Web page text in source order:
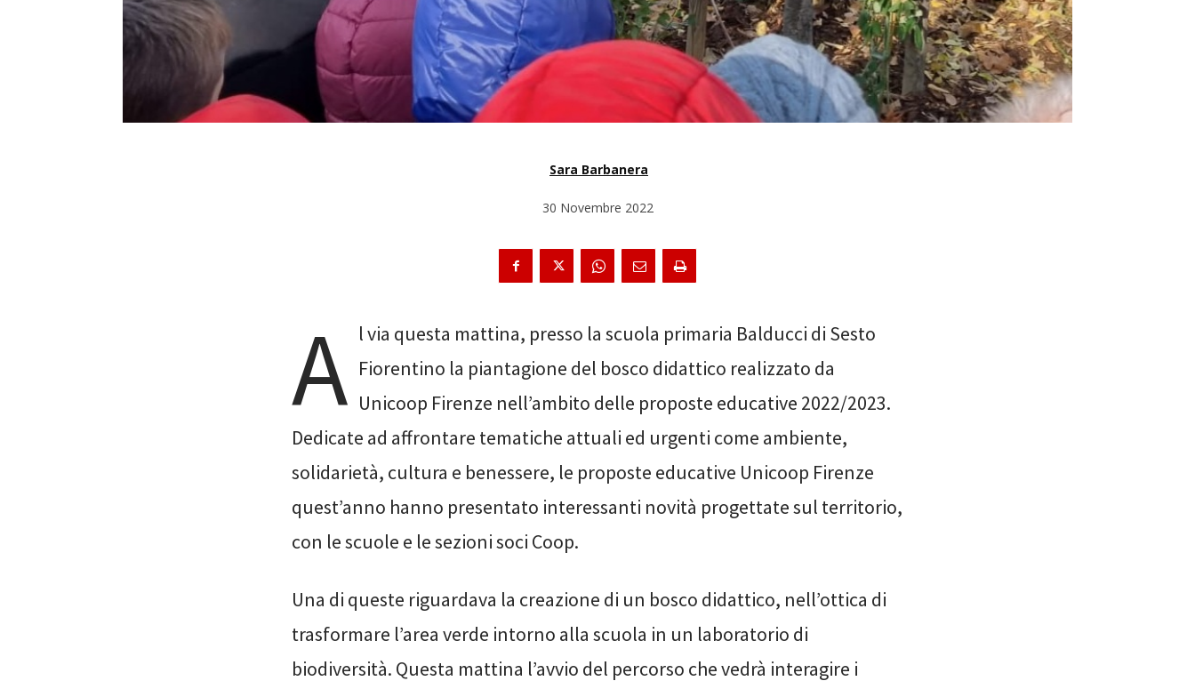
Sara Barbanera
30 Novembre 2022
A l via questa mattina, presso la scuola primaria Balducci di Sesto
Fiorentino la piantagione del bosco didattico realizzato da
Unicoop Firenze nell’ambito delle proposte educative 2022/2023.
Dedicate ad affrontare tematiche attuali ed urgenti come ambiente,
solidarietà, cultura e benessere, le proposte educative Unicoop Firenze
quest’anno hanno presentato interessanti novità progettate sul territorio,
con le scuole e le sezioni soci Coop.
Una di queste riguardava la creazione di un bosco didattico, nell’ottica di
trasformare l’area verde intorno alla scuola in un laboratorio di
biodiversità. Questa mattina l’avvio del percorso che vedrà interagire i